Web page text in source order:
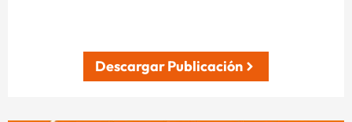
Descargar Publicación